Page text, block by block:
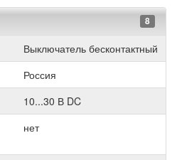
8
Выключатель бесконтактный
Россия
10...30 В DC
нет